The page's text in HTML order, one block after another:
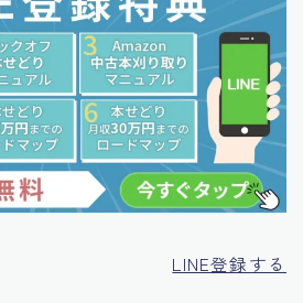
LINE登録する